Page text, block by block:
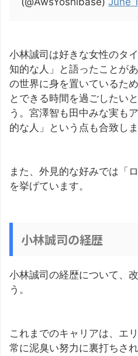
小林誠司は好きな女性のタ
知的な人」と語ったことが
の世界に身を置いているた
とできる時間を過ごしたい
う。宮澤智も田中みな実も
的な人」という点も合致しま
また、外見的な好みでは「
を挙げています。
小林誠司の経歴
小林誠司の経歴について、
う。
これまでのキャリアは、エ
常に泥臭い努力に裏打ちさ